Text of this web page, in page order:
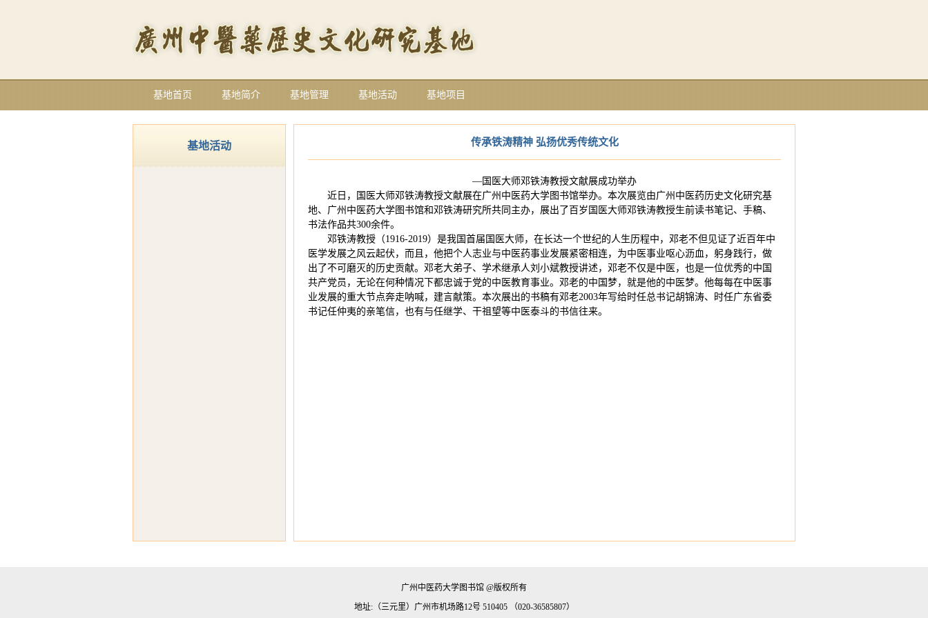
基地首页 基地简介 基地管理 基地活动 基地项目
基地活动 传承铁涛精神 弘扬优秀传统文化
—国医大师邓铁涛教授文献展成功举办
近日，国医大师邓铁涛教授文献展在广州中医药大学图书馆举办。本次展览由广州中医药历史文化研究基
地、广州中医药大学图书馆和邓铁涛研究所共同主办，展出了百岁国医大师邓铁涛教授生前读书笔记、手稿、
书法作品共300余件。
邓铁涛教授（1916-2019）是我国首届国医大师，在长达一个世纪的人生历程中，邓老不但见证了近百年中
医学发展之风云起伏，而且，他把个人志业与中医药事业发展紧密相连，为中医事业呕心沥血，躬身践行，做
出了不可磨灭的历史贡献。邓老大弟子、学术继承人刘小斌教授讲述，邓老不仅是中医，也是一位优秀的中国
共产党员，无论在何种情况下都忠诚于党的中医教育事业。邓老的中国梦，就是他的中医梦。他每每在中医事
业发展的重大节点奔走呐喊，建言献策。本次展出的书稿有邓老2003年写给时任总书记胡锦涛、时任广东省委
书记任仲夷的亲笔信，也有与任继学、干祖望等中医泰斗的书信往来。
广州中医药大学图书馆 @版权所有
地址:（三元里）广州市机场路12号 510405 （020-36585807）